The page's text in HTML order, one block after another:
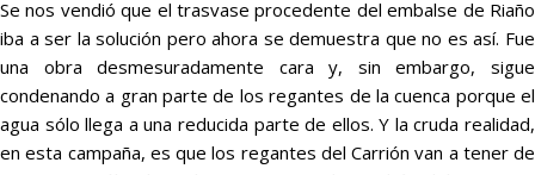
Se nos vendió que el trasvase procedente del embalse de Riaño
iba a ser la solución pero ahora se demuestra que no es así. Fue
una obra desmesuradamente cara y, sin embargo, sigue
condenando a gran parte de los regantes de la cuenca porque el
agua sólo llega a una reducida parte de ellos. Y la cruda realidad,
en esta campaña, es que los regantes del Carrión van a tener de